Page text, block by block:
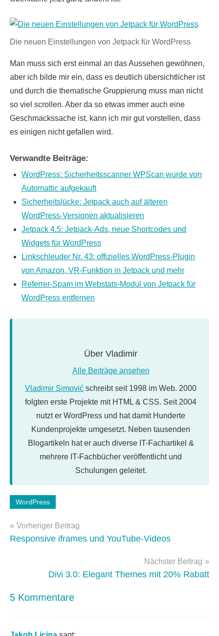
Die neuen Einstellungen von Jetpack für WordPress
Man muss sich erst einmal an das Aussehen gewöhnen,
aber ich bilde mir ein, dass es deutlich übersichtlicher ist
und durch die thematische Gruppierung muss man nicht
so viel scrollen. Aber da so etwas immer auch eine
Geschmackssache ist, kann ich mir gut vorstellen, dass
es einigen nicht gefallen wird.
Verwandte Beiträge:
WordPress: Sicherheitsscanner WPScan wurde von
Automattic aufgekauft
Sicherheitslücke: Jetpack auch auf älteren
WordPress-Versionen aktualisieren
Jetpack 4.5: Jetpack-Ads, neue Shortcodes und
Widgets für WordPress
Linkschleuder Nr. 43: offizielles WordPress-Plugin
von Amazon, VR-Funktion in Jetpack und mehr
Referrer-Spam im Webstats-Modul von Jetpack für
WordPress entfernen
Über Vladimir
Alle Beiträge ansehen
Vladimir Simović schreibt seit 1998 im Web. 2000
folgten erste Projekte mit HTML & CSS. Seit 2004
nutzt er WordPress und hat damit Hunderte
Kundenprojekte umgesetzt. Neben tausenden
Blogartikeln hat er auch diverse IT-Fachartikel &
mehrere IT-Fachbücher veröffentlicht und
Schulungen geleitet.
Schlagwörter:
wordpress
4.6
WordPress
Beitragsnavigation
Vorheriger Beitrag
Responsive iframes und YouTube-Videos
Nächster Beitrag
Divi 3.0: Elegant Themes mit 20% Rabatt
5 Kommentare